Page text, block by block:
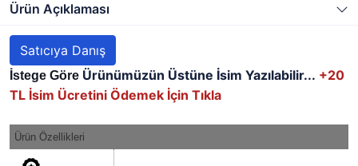
Ürün Açıklaması
Satıcıya Danış
İstege Göre Ürünümüzün Üstüne İsim Yazılabilir... +20
TL İsim Ücretini Ödemek İçin Tıkla
Ürün Özellikleri